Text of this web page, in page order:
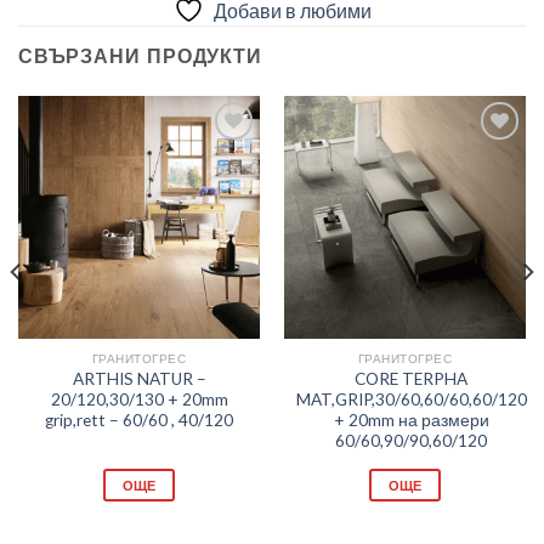
Добави в любими
СВЪРЗАНИ ПРОДУКТИ
Добави
в
любими
ГРАНИТОГРЕС
ARTHIS NATUR –
20/120,30/130 + 20mm
grip,rett – 60/60 , 40/120
ОЩЕ
Добави
любими
ГРАНИТОГРЕС
CORE TERPHA
MAT,GRIP,30/60,60/60,60/120
+ 20mm на размери
60/60,90/90,60/120
ОЩЕ